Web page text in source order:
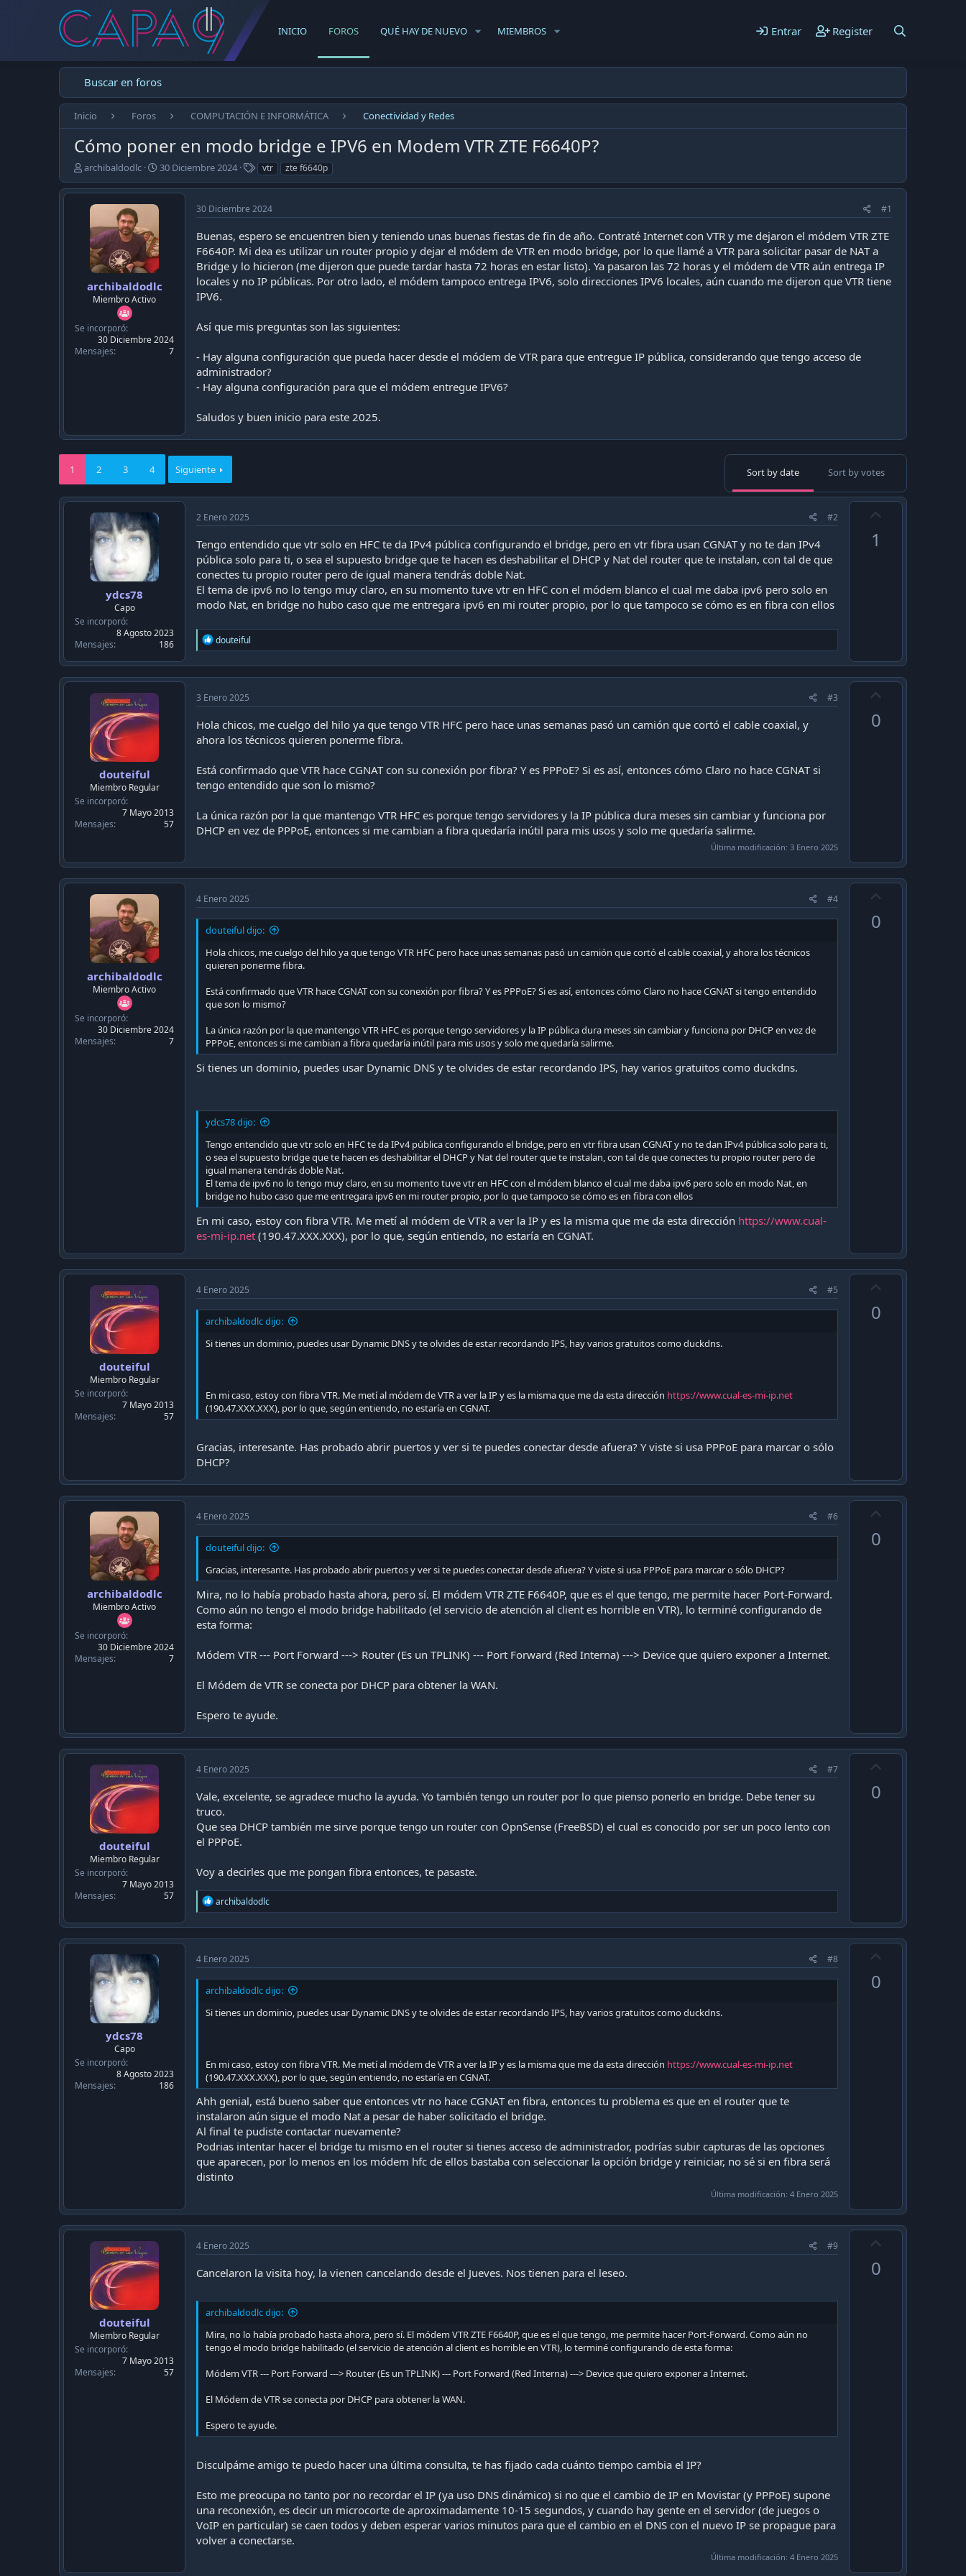
INICIO FOROS QUÉ HAY DE NUEVO MIEMBROS Entrar Register
Buscar en foros
Inicio Foros COMPUTACIÓN E INFORMÁTICA Conectividad y Redes
Cómo poner en modo bridge e IPV6 en Modem VTR ZTE F6640P?
E
m
p
e
archibaldodlc
F
e
c
b
a
30 Diciembre 2024
T
a
g
s
vtr zte f6640p
archibaldodlc
Miembro Activo
Se incorporó
30 Diciembre 2024
Mensajes
7
30 Diciembre 2024 #1
Buenas, espero se encuentren bien y teniendo unas buenas fiestas de fin de año. Contraté Internet con VTR y me dejaron el módem VTR ZTE
F6640P. Mi dea es utilizar un router propio y dejar el módem de VTR en modo bridge, por lo que llamé a VTR para solicitar pasar de NAT a
Bridge y lo hicieron (me dijeron que puede tardar hasta 72 horas en estar listo). Ya pasaron las 72 horas y el módem de VTR aún entrega IP
locales y no IP públicas. Por otro lado, el módem tampoco entrega IPV6, solo direcciones IPV6 locales, aún cuando me dijeron que VTR tiene
IPV6.
Así que mis preguntas son las siguientes:
- Hay alguna configuración que pueda hacer desde el módem de VTR para que entregue IP pública, considerando que tengo acceso de
administrador?
- Hay alguna configuración para que el módem entregue IPV6?
Saludos y buen inicio para este 2025.
1 2 3 4 Siguiente Sort by date Sort by votes
ydcs78
Capo
Se incorporó
8 Agosto 2023
Mensajes
186
2 Enero 2025 #2
Tengo entendido que vtr solo en HFC te da IPv4 pública configurando el bridge, pero en vtr fibra usan CGNAT y no te dan IPv4
pública solo para ti, o sea el supuesto bridge que te hacen es deshabilitar el DHCP y Nat del router que te instalan, con tal de que
conectes tu propio router pero de igual manera tendrás doble Nat.
El tema de ipv6 no lo tengo muy claro, en su momento tuve vtr en HFC con el módem blanco el cual me daba ipv6 pero solo en
modo Nat, en bridge no hubo caso que me entregara ipv6 en mi router propio, por lo que tampoco se cómo es en fibra con ellos
R
e
i
o
s
:
douteiful
1
douteiful
Miembro Regular
Se incorporó
7 Mayo 2013
Mensajes
57
3 Enero 2025 #3
Hola chicos, me cuelgo del hilo ya que tengo VTR HFC pero hace unas semanas pasó un camión que cortó el cable coaxial, y
ahora los técnicos quieren ponerme fibra.
Está confirmado que VTR hace CGNAT con su conexión por fibra? Y es PPPoE? Si es así, entonces cómo Claro no hace CGNAT si
tengo entendido que son lo mismo?
La única razón por la que mantengo VTR HFC es porque tengo servidores y la IP pública dura meses sin cambiar y funciona por
DHCP en vez de PPPoE, entonces si me cambian a fibra quedaría inútil para mis usos y solo me quedaría salirme.
Última modificación:3 Enero 2025
0
archibaldodlc
Miembro Activo
Se incorporó
30 Diciembre 2024
Mensajes
7
4 Enero 2025 #4
douteiful dijo:
Hola chicos, me cuelgo del hilo ya que tengo VTR HFC pero hace unas semanas pasó un camión que cortó el cable coaxial, y ahora los técnicos
quieren ponerme fibra.
Está confirmado que VTR hace CGNAT con su conexión por fibra? Y es PPPoE? Si es así, entonces cómo Claro no hace CGNAT si tengo entendido
que son lo mismo?
La única razón por la que mantengo VTR HFC es porque tengo servidores y la IP pública dura meses sin cambiar y funciona por DHCP en vez de
PPPoE, entonces si me cambian a fibra quedaría inútil para mis usos y solo me quedaría salirme.
Si tienes un dominio, puedes usar Dynamic DNS y te olvides de estar recordando IPS, hay varios gratuitos como duckdns.
ydcs78 dijo:
Tengo entendido que vtr solo en HFC te da IPv4 pública configurando el bridge, pero en vtr fibra usan CGNAT y no te dan IPv4 pública solo para ti,
o sea el supuesto bridge que te hacen es deshabilitar el DHCP y Nat del router que te instalan, con tal de que conectes tu propio router pero de
igual manera tendrás doble Nat.
El tema de ipv6 no lo tengo muy claro, en su momento tuve vtr en HFC con el módem blanco el cual me daba ipv6 pero solo en modo Nat, en
bridge no hubo caso que me entregara ipv6 en mi router propio, por lo que tampoco se cómo es en fibra con ellos
En mi caso, estoy con fibra VTR. Me metí al módem de VTR a ver la IP y es la misma que me da esta dirección https://www.cual-
es-mi-ip.net (190.47.XXX.XXX), por lo que, según entiendo, no estaría en CGNAT.
0
douteiful
Miembro Regular
Se incorporó
7 Mayo 2013
Mensajes
57
4 Enero 2025 #5
archibaldodlc dijo:
Si tienes un dominio, puedes usar Dynamic DNS y te olvides de estar recordando IPS, hay varios gratuitos como duckdns.
En mi caso, estoy con fibra VTR. Me metí al módem de VTR a ver la IP y es la misma que me da esta dirección https://www.cual-es-mi-ip.net
(190.47.XXX.XXX), por lo que, según entiendo, no estaría en CGNAT.
Gracias, interesante. Has probado abrir puertos y ver si te puedes conectar desde afuera? Y viste si usa PPPoE para marcar o sólo
DHCP?
0
archibaldodlc
Miembro Activo
Se incorporó
30 Diciembre 2024
Mensajes
7
4 Enero 2025 #6
douteiful dijo:
Gracias, interesante. Has probado abrir puertos y ver si te puedes conectar desde afuera? Y viste si usa PPPoE para marcar o sólo DHCP?
Mira, no lo había probado hasta ahora, pero sí. El módem VTR ZTE F6640P, que es el que tengo, me permite hacer Port-Forward.
Como aún no tengo el modo bridge habilitado (el servicio de atención al client es horrible en VTR), lo terminé configurando de
esta forma:
Módem VTR --- Port Forward ---> Router (Es un TPLINK) --- Port Forward (Red Interna) ---> Device que quiero exponer a Internet.
El Módem de VTR se conecta por DHCP para obtener la WAN.
Espero te ayude.
0
douteiful
Miembro Regular
Se incorporó
7 Mayo 2013
Mensajes
57
4 Enero 2025 #7
Vale, excelente, se agradece mucho la ayuda. Yo también tengo un router por lo que pienso ponerlo en bridge. Debe tener su
truco.
Que sea DHCP también me sirve porque tengo un router con OpnSense (FreeBSD) el cual es conocido por ser un poco lento con
el PPPoE.
Voy a decirles que me pongan fibra entonces, te pasaste.
R
e
i
o
n
s
archibaldodlc
0
ydcs78
Capo
Se incorporó
8 Agosto 2023
Mensajes
186
4 Enero 2025 #8
archibaldodlc dijo:
Si tienes un dominio, puedes usar Dynamic DNS y te olvides de estar recordando IPS, hay varios gratuitos como duckdns.
En mi caso, estoy con fibra VTR. Me metí al módem de VTR a ver la IP y es la misma que me da esta dirección https://www.cual-es-mi-ip.net
(190.47.XXX.XXX), por lo que, según entiendo, no estaría en CGNAT.
Ahh genial, está bueno saber que entonces vtr no hace CGNAT en fibra, entonces tu problema es que en el router que te
instalaron aún sigue el modo Nat a pesar de haber solicitado el bridge.
Al final te pudiste contactar nuevamente?
Podrias intentar hacer el bridge tu mismo en el router si tienes acceso de administrador, podrías subir capturas de las opciones
que aparecen, por lo menos en los módem hfc de ellos bastaba con seleccionar la opción bridge y reiniciar, no sé si en fibra será
distinto
Última modificación:4 Enero 2025
0
douteiful
Miembro Regular
Se incorporó
7 Mayo 2013
Mensajes
57
4 Enero 2025 #9
Cancelaron la visita hoy, la vienen cancelando desde el Jueves. Nos tienen para el leseo.
archibaldodlc dijo:
Mira, no lo había probado hasta ahora, pero sí. El módem VTR ZTE F6640P, que es el que tengo, me permite hacer Port-Forward. Como aún no
tengo el modo bridge habilitado (el servicio de atención al client es horrible en VTR), lo terminé configurando de esta forma:
Módem VTR --- Port Forward ---> Router (Es un TPLINK) --- Port Forward (Red Interna) ---> Device que quiero exponer a Internet.
El Módem de VTR se conecta por DHCP para obtener la WAN.
Espero te ayude.
Disculpáme amigo te puedo hacer una última consulta, te has fijado cada cuánto tiempo cambia el IP?
Esto me preocupa no tanto por no recordar el IP (ya uso DNS dinámico) si no que el cambio de IP en Movistar (y PPPoE) supone
una reconexión, es decir un microcorte de aproximadamente 10-15 segundos, y cuando hay gente en el servidor (de juegos o
VoIP en particular) se caen todos y deben esperar varios minutos para que el cambio en el DNS con el nuevo IP se propague para
volver a conectarse.
Última modificación:4 Enero 2025
0